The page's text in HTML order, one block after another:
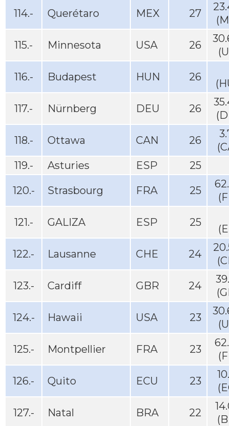
114.- Querétaro MEX 27
115.- Minnesota USA 26
116.- Budapest HUN 26
117.- Nürnberg DEU 26
118.- Ottawa CAN 26
119.-
Asturies ESP 25
120.- Strasbourg FRA 25
121.- GALIZA ESP 25
122.- Lausanne CHE 24
123.- Cardiff GBR 24
124.- Hawaii USA 23
125.- Montpellier FRA 23
126.- Quito ECU 23
127.- Natal BRA 22